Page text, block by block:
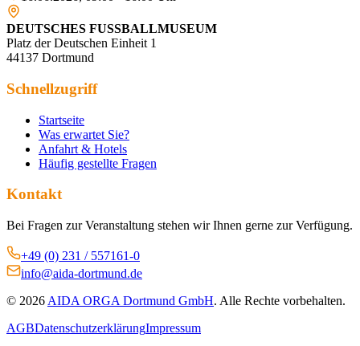
DEUTSCHES FUSSBALLMUSEUM
Platz der Deutschen Einheit 1
44137 Dortmund
Schnellzugriff
Startseite
Was erwartet Sie?
Anfahrt & Hotels
Häufig gestellte Fragen
Kontakt
Bei Fragen zur Veranstaltung stehen wir Ihnen gerne zur Verfügung.
+49 (0) 231 / 557161-0
info@aida-dortmund.de
© 2026 AIDA ORGA Dortmund GmbH. Alle Rechte vorbehalten.
AGBDatenschutzerklärungImpressum